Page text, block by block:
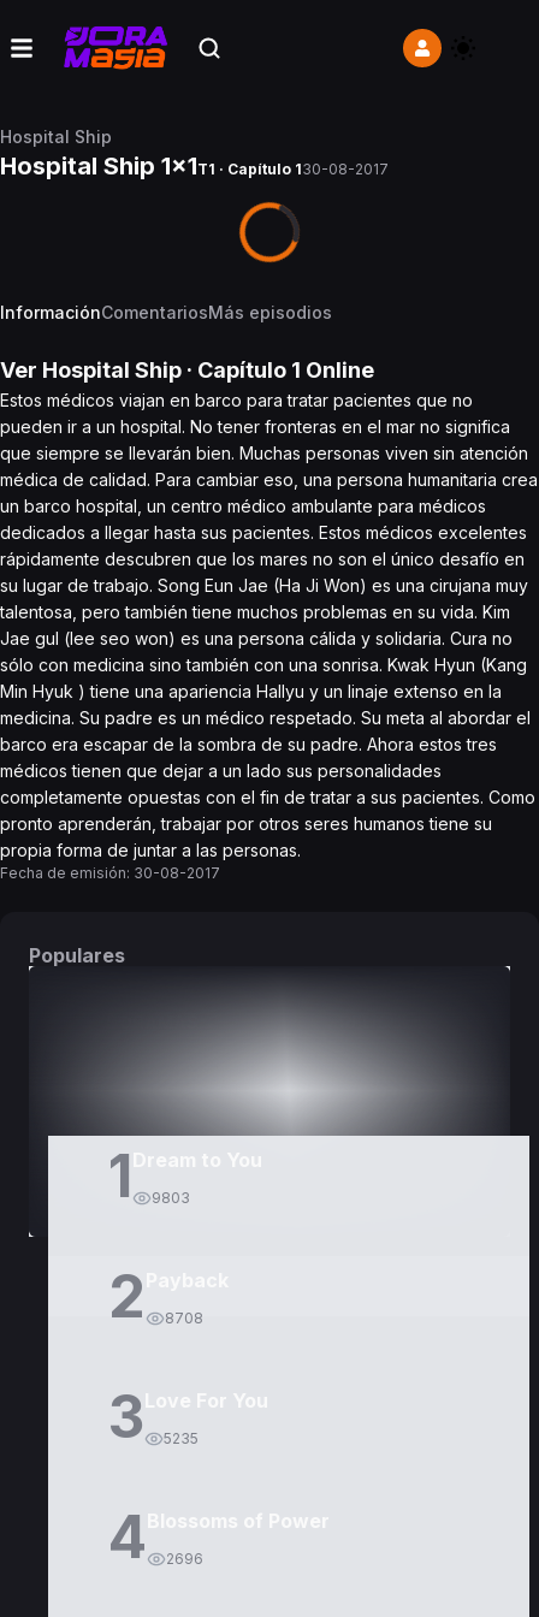
Hospital Ship
Hospital Ship 1x1T1 · Capítulo 130-08-2017
InformaciónComentariosMás episodios
Ver Hospital Ship · Capítulo 1 Online
Estos médicos viajan en barco para tratar pacientes que no
pueden ir a un hospital. No tener fronteras en el mar no significa
que siempre se llevarán bien. Muchas personas viven sin atención
médica de calidad. Para cambiar eso, una persona humanitaria crea
un barco hospital, un centro médico ambulante para médicos
dedicados a llegar hasta sus pacientes. Estos médicos excelentes
rápidamente descubren que los mares no son el único desafío en
su lugar de trabajo. Song Eun Jae (Ha Ji Won) es una cirujana muy
talentosa, pero también tiene muchos problemas en su vida. Kim
Jae gul (lee seo won) es una persona cálida y solidaria. Cura no
sólo con medicina sino también con una sonrisa. Kwak Hyun (Kang
Min Hyuk ) tiene una apariencia Hallyu y un linaje extenso en la
medicina. Su padre es un médico respetado. Su meta al abordar el
barco era escapar de la sombra de su padre. Ahora estos tres
médicos tienen que dejar a un lado sus personalidades
completamente opuestas con el fin de tratar a sus pacientes. Como
pronto aprenderán, trabajar por otros seres humanos tiene su
propia forma de juntar a las personas.
Fecha de emisión: 30-08-2017
Populares
1 9803
2 8708
3Love For You
5235
4Blossoms of Power
2696